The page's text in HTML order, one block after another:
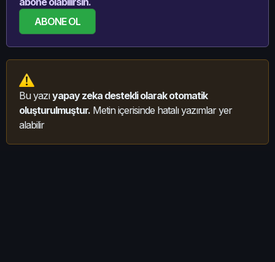
ABONE OL
Bu yazıyapay zeka destekli olarak otomatik
oluşturulmuştur. Metin içerisinde hatalı yazımlar yer
alabilir